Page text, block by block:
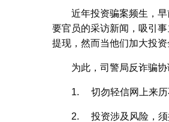
近年投资骗案频生，
要官员的采访新闻，吸引
提现，然而当他们加大投
为此，司警局反诈骗
1. 切勿轻信网上来历
2. 投资涉及风险，须